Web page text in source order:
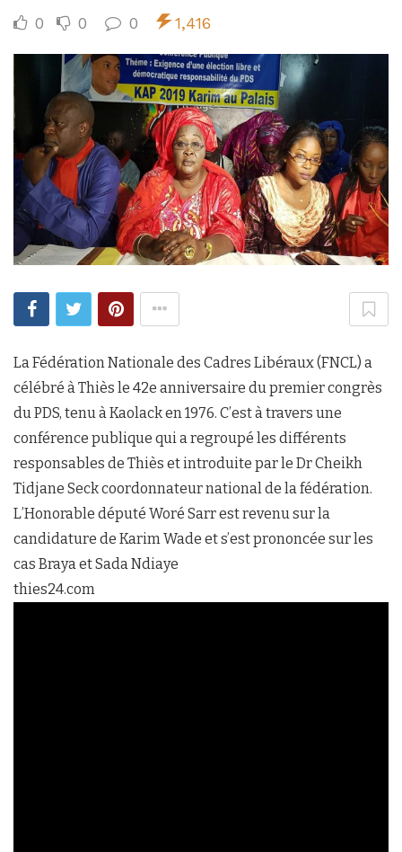
0 0 0 1,416
La Fédération Nationale des Cadres Libéraux (FNCL) a
célébré à Thiès le 42e anniversaire du premier congrès
du PDS, tenu à Kaolack en 1976. C’est à travers une
conférence publique qui a regroupé les différents
responsables de Thiès et introduite par le Dr Cheikh
Tidjane Seck coordonnateur national de la fédération.
L’Honorable député Woré Sarr est revenu sur la
candidature de Karim Wade et s’est prononcée sur les
cas Braya et Sada Ndiaye
thies24.com